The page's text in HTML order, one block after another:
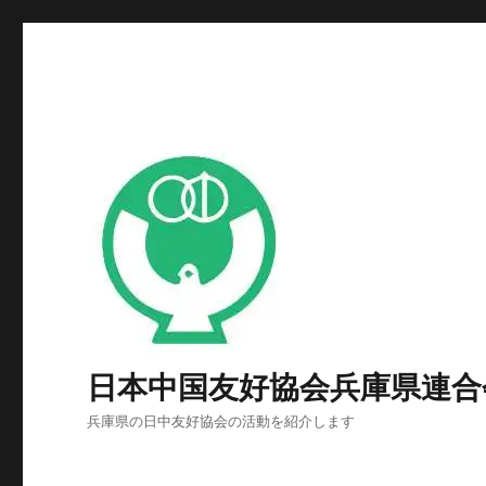
日本中国友好協会兵庫県連
兵庫県の日中友好協会の活動を紹介します